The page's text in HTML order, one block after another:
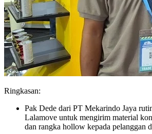
Ringkasan:
Pak Dede dari PT Mekarindo Jaya
Lalamove untuk mengirim material
dan rangka hollow kepada pelanggan